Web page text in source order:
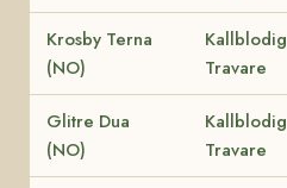
Krosby Terna
(NO)
Kallblodig
Travare
Glitre Dua
(NO)
Kallblodig
Travare